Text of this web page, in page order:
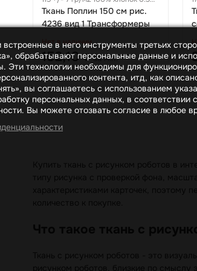
м
Ткань Поплин 150 см рис.
4236 вид 1 Трансформеры
Нет в наличии
152,10₽ за м.п.
в него инструменты третьих
обрабатывают персональные данные и
Эти технологии необходимы для
контента, итд, как
вы соглашаетесь с использованием
персональных данных, в
Вы можете отозвать согласие в любое